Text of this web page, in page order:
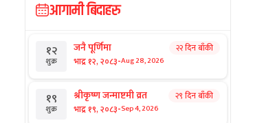
आगामी बिदाहरु
१२
शुक्र
जनै पूर्णिमा
भाद्र १२, २०८३-Aug 28, 2026
२२ दिन बाँकी
१९
शुक्र
श्रीकृष्ण जन्माष्टमी व्रत
भाद्र १९, २०८३-Sep 4, 2026
२९ दिन बाँकी